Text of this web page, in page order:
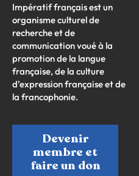
Impératif français est un
organisme culturel de
recherche et de
communication voué à la
promotion de la langue
française, de la culture
d’expression française et de
la francophonie.
Devenir
membre et
faire un don